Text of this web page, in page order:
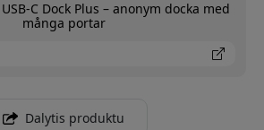
C Dock Plus – anonym docka med
många portar
Dalytis produktu